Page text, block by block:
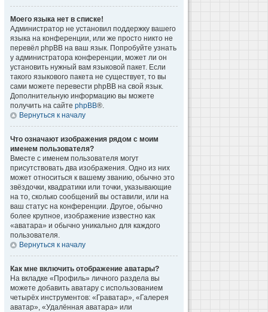
Моего языка нет в списке!
Администратор не установил поддержку вашего
языка на конференции, или же просто никто не
перевёл phpBB на ваш язык. Попробуйте узнать
у администратора конференции, может ли он
установить нужный вам языковой пакет. Если
такого языкового пакета не существует, то вы
сами можете перевести phpBB на свой язык.
Дополнительную информацию вы можете
получить на сайте phpBB®.
Вернуться к началу
Что означают изображения рядом с моим
именем пользователя?
Вместе с именем пользователя могут
присутствовать два изображения. Одно из них
может относиться к вашему званию, обычно это
звёздочки, квадратики или точки, указывающие
на то, сколько сообщений вы оставили, или на
ваш статус на конференции. Другое, обычно
более крупное, изображение известно как
«аватара» и обычно уникально для каждого
пользователя.
Вернуться к началу
Как мне включить отображение аватары?
На вкладке «Профиль» личного раздела вы
можете добавить аватару с использованием
четырёх инструментов: «Граватар», «Галерея
аватар», «Удалённая аватара» или